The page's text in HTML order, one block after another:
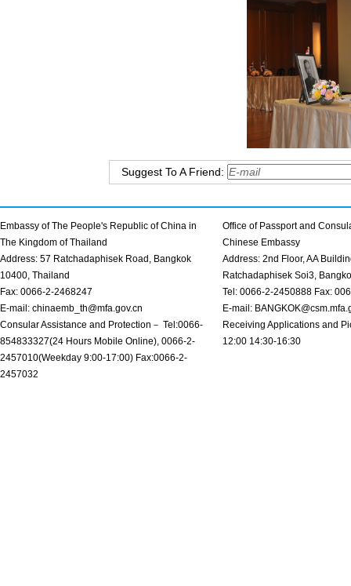
Suggest To A Friend:
Embassy of The People's Republic of China in
The Kingdom of Thailand
Address: 57 Ratchadaphisek Road, Bangkok
10400, Thailand
Fax: 0066-2-2468247
E-mail: chinaemb_th@mfa.gov.cn
Consular Assistance and Protection－ Tel:0066-
854833327(24 Hours Mobile Online), 0066-2-
2457010(Weekday 9:00-17:00) Fax:0066-2-
2457032
Office of Passport and
Chinese Embassy
Address: 2nd Floor, AA
Ratchadaphisek Soi3,
Tel: 0066-2-2450888 Fax:
E-mail:
Receiving Applications and
12:00 14:30-16:30